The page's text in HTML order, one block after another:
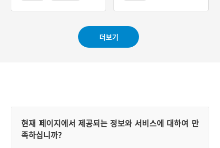
#광주광역시 의병장
더보기
현재 페이지에서 제공되는 정보와 서비스에 대하여 만
족하십니까?